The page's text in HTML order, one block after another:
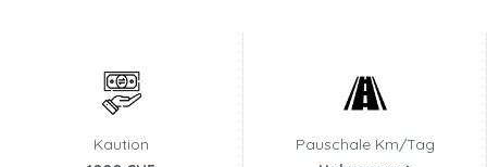
Kaution
Pauschale Km/Tag